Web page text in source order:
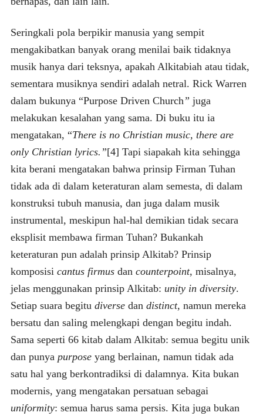
Seringkali pola berpikir manusia yang sempit
mengakibatkan banyak orang menilai baik tidaknya
musik hanya dari teksnya, apakah Alkitabiah atau tidak,
sementara musiknya sendiri adalah netral. Rick Warren
dalam bukunya “Purpose Driven Church” juga
melakukan kesalahan yang sama. Di buku itu ia
mengatakan, “There is no Christian music, there are
only Christian lyrics.”[4] Tapi siapakah kita sehingga
kita berani mengatakan bahwa prinsip Firman Tuhan
tidak ada di dalam keteraturan alam semesta, di dalam
konstruksi tubuh manusia, dan juga dalam musik
instrumental, meskipun hal-hal demikian tidak secara
eksplisit membawa firman Tuhan? Bukankah
keteraturan pun adalah prinsip Alkitab? Prinsip
komposisi cantus firmusdan counterpoint, misalnya,
jelas menggunakan prinsip Alkitab: unity in diversity.
Setiap suara begitu diversedan distinct, namun mereka
bersatu dan saling melengkapi dengan begitu indah.
Sama seperti 66 kitab dalam Alkitab: semua begitu unik
dan punya purposeyang berlainan, namun tidak ada
satu hal yang berkontradiksi di dalamnya. Kita bukan
modernis, yang mengatakan persatuan sebagai
uniformity: semua harus sama persis. Kita juga bukan